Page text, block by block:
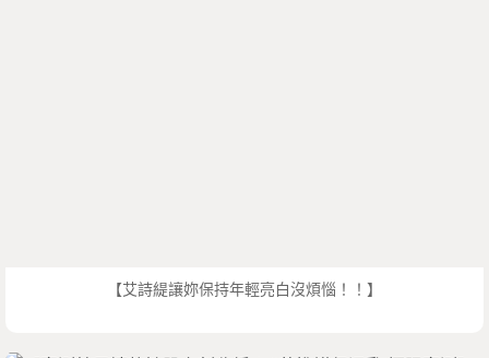
【艾詩緹讓妳保持年輕亮白沒煩惱！！】